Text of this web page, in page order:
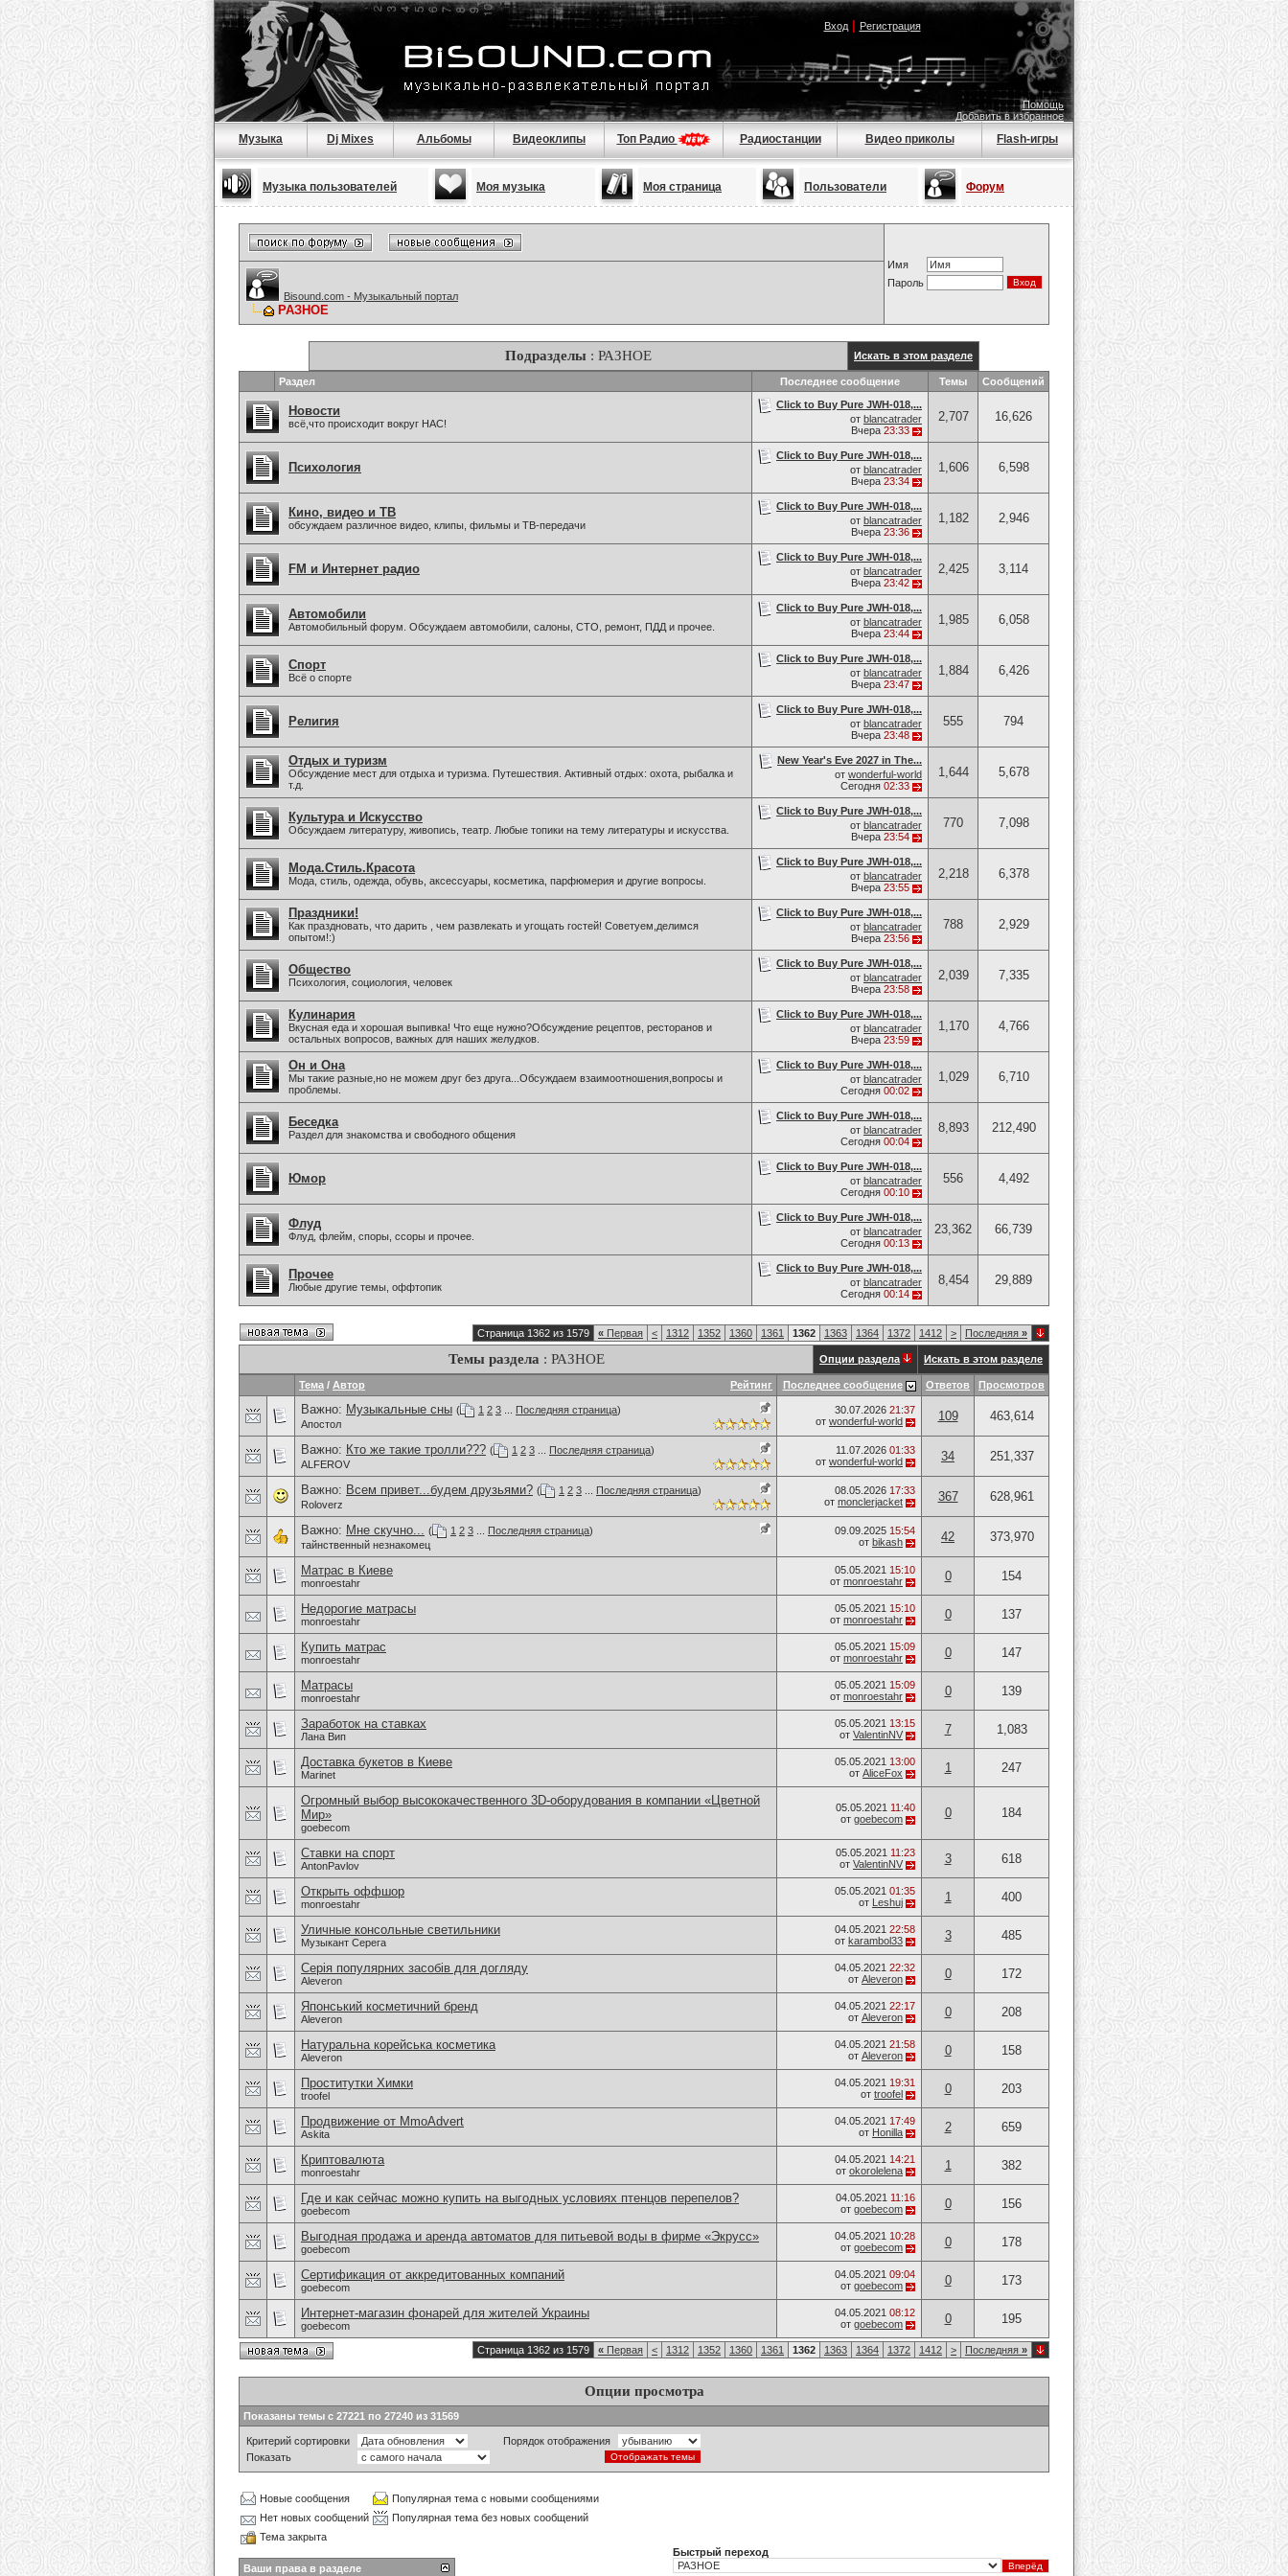
Вход| Регистрация
Помощь
Добавить в избранное
Музыка Dj Mixes Альбомы Видеоклипы Топ Радио Радиостанции Видео приколы Flash-игры
Музыка пользователей Моя музыка Моя страница Пользователи Форум
Имя
Пароль
Bisound.com - Музыкальный портал
РАЗНОЕ
Подразделы : РАЗНОЕ Искать в этом разделе
Раздел Последнее сообщение Темы Сообщений
Новости
всё,что происходит вокруг НАС!
Click to Buy Pure JWH-018,...
от blancatrader
Вчера 23:33
2,707 16,626
Психология
Click to Buy Pure JWH-018,...
от blancatrader
Вчера 23:34
1,606 6,598
Кино, видео и ТВ
обсуждаем различное видео, клипы, фильмы и ТВ-передачи
Click to Buy Pure JWH-018,...
от blancatrader
Вчера 23:36
1,182 2,946
FM и Интернет радио
Click to Buy Pure JWH-018,...
от blancatrader
Вчера 23:42
2,425 3,114
Автомобили
Автомобильный форум. Обсуждаем автомобили, салоны, СТО, ремонт, ПДД и прочее.
Click to Buy Pure JWH-018,...
от blancatrader
Вчера 23:44
1,985 6,058
Спорт
Всё о спорте
Click to Buy Pure JWH-018,...
от blancatrader
Вчера 23:47
1,884 6,426
Религия
Click to Buy Pure JWH-018,...
от blancatrader
Вчера 23:48
555 794
Отдых и туризм
Обсуждение мест для отдыха и туризма. Путешествия. Активный отдых: охота, рыбалка и
т.д.
New Year's Eve 2027 in The...
от wonderful-world
Сегодня 02:33
1,644 5,678
Культура и Искусство
Обсуждаем литературу, живопись, театр. Любые топики на тему литературы и искусства.
Click to Buy Pure JWH-018,...
от blancatrader
Вчера 23:54
770 7,098
Мода.Стиль.Красота
Мода, стиль, одежда, обувь, аксессуары, косметика, парфюмерия и другие вопросы.
Click to Buy Pure JWH-018,...
от blancatrader
Вчера 23:55
2,218 6,378
Праздники!
Как праздновать, что дарить , чем развлекать и угощать гостей! Советуем,делимся
опытом!:)
Click to Buy Pure JWH-018,...
от blancatrader
Вчера 23:56
788 2,929
Общество
Психология, социология, человек
Click to Buy Pure JWH-018,...
от blancatrader
Вчера 23:58
2,039 7,335
Кулинария
Вкусная еда и хорошая выпивка! Что еще нужно?Обсуждение рецептов, ресторанов и
остальных вопросов, важных для наших желудков.
Click to Buy Pure JWH-018,...
от blancatrader
Вчера 23:59
1,170 4,766
Он и Она
Мы такие разные,но не можем друг без друга...Обсуждаем взаимоотношения,вопросы и
проблемы.
Click to Buy Pure JWH-018,...
от blancatrader
Сегодня 00:02
1,029 6,710
Беседка
Раздел для знакомства и свободного общения
Click to Buy Pure JWH-018,...
от blancatrader
Сегодня 00:04
8,893 212,490
Юмор
Click to Buy Pure JWH-018,...
от blancatrader
Сегодня 00:10
556 4,492
Флуд
Флуд, флейм, споры, ссоры и прочее.
Click to Buy Pure JWH-018,...
от blancatrader
Сегодня 00:13
23,362 66,739
Прочее
Любые другие темы, оффтопик
Click to Buy Pure JWH-018,...
от blancatrader
Сегодня 00:14
8,454 29,889
Страница 1362 из 1579 « Первая < 1312 1352 1360 1361 1362 1363 1364 1372 1412 > Последняя »
Темы раздела : РАЗНОЕ Опции раздела Искать в этом разделе
Рейтинг
Тема / Автор Последнее сообщение Ответов Просмотров
Важно: Музыкальные сны ( 1 2 3 Последняя страница)
Апостол
30.07.2026 21:37
от wonderful-world 109 463,614
Важно: Кто же такие тролли??? ( 1 2 3 Последняя страница)
ALFEROV
11.07.2026 01:33
от wonderful-world 34 251,337
Важно: Всем привет...будем друзьями? ( 1 2 3 Последняя страница)
Roloverz
08.05.2026 17:33
от monclerjacket 367 628,961
Важно: Мне скучно... ( 1 2 3 Последняя страница)
тайнственный незнакомец
09.09.2025 15:54
от bikash 42 373,970
Матрас в Киеве
monroestahr
05.05.2021 15:10
от monroestahr 0 154
Недорогие матрасы
monroestahr
05.05.2021 15:10
от monroestahr 0 137
Купить матрас
monroestahr
05.05.2021 15:09
от monroestahr 0 147
Матрасы
monroestahr
05.05.2021 15:09
от monroestahr 0 139
Заработок на ставках
Лана Вип
05.05.2021 13:15
от ValentinNV 7 1,083
Доставка букетов в Киеве
Marinet
05.05.2021 13:00
от AliceFox 1 247
Огромный выбор высококачественного 3D-оборудования в компании «Цветной
Мир»
goebecom
05.05.2021 11:40
от goebecom 0 184
Ставки на спорт
AntonPavlov
05.05.2021 11:23
от ValentinNV 3 618
Открыть оффшор
monroestahr
05.05.2021 01:35
от Leshuj 1 400
Уличные консольные светильники
Музыкант Серега
04.05.2021 22:58
от karambol33 3 485
Серія популярних засобів для догляду
Aleveron
04.05.2021 22:32
от Aleveron 0 172
Японський косметичний бренд
Aleveron
04.05.2021 22:17
от Aleveron 0 208
Натуральна корейська косметика
Aleveron
04.05.2021 21:58
от Aleveron 0 158
Проститутки Химки
troofel
04.05.2021 19:31
от troofel 0 203
Продвижение от MmoAdvert
Askita
04.05.2021 17:49
от Honilla 2 659
Криптовалюта
monroestahr
04.05.2021 14:21
от okorolelena 1 382
Где и как сейчас можно купить на выгодных условиях птенцов перепелов?
goebecom
04.05.2021 11:16
от goebecom 0 156
Выгодная продажа и аренда автоматов для питьевой воды в фирме «Экрусс»
goebecom
04.05.2021 10:28
от goebecom 0 178
Сертификация от аккредитованных компаний
goebecom
04.05.2021 09:04
от goebecom 0 173
Интернет-магазин фонарей для жителей Украины
goebecom
04.05.2021 08:12
от goebecom 0 195
Страница 1362 из 1579 « Первая < 1312 1352 1360 1361 1362 1363 1364 1372 1412 > Последняя »
Опции просмотра
Показаны темы с 27221 по 27240 из 31569
Критерий сортировки
Порядок отображения
Показать
Новые сообщения
Популярная тема с новыми сообщениями
Нет новых сообщений
Популярная тема без новых сообщений
Тема закрыта
Ваши права в разделе
Быстрый переход